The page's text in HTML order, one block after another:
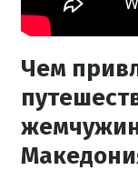
Чем